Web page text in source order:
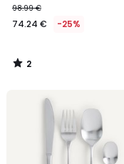
98.99 €
74.24 € -25%
2
/